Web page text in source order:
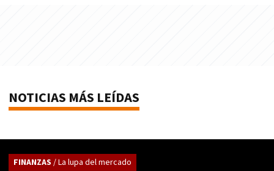
NOTICIAS MÁS LEÍDAS
FINANZAS / La lupa del mercado